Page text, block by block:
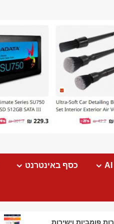
כסף באינטרנט
יום